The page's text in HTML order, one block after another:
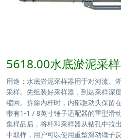
5618.00水底淤泥采
用途：水底淤泥采样器用于对河流、
采样。先组装好采样器，到达采样深
缩回。拆除内杆时，内部驱动头保留
带有1-1 / 8英寸锤子适配器的重型滑
集样品后，将杆和采样器从钻孔中拉
中取样，用户可以使用重型滑动锤子